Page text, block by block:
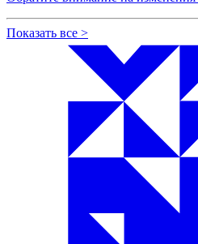
Показать все >